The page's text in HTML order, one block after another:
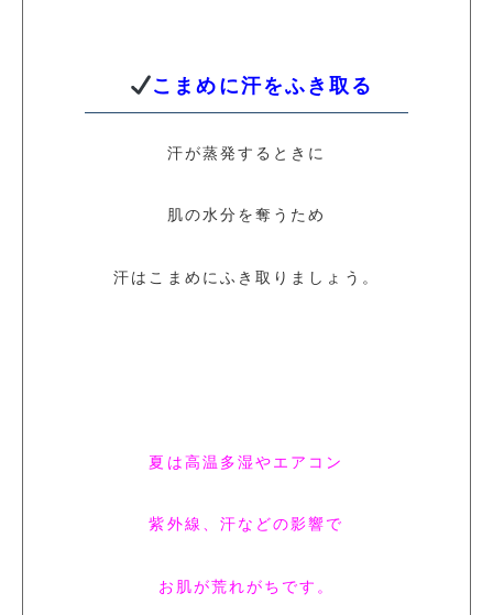
こまめに汗をふき取る
汗が蒸発するときに
肌の水分を奪うため
汗はこまめにふき取りましょう。
夏は高温多湿やエアコン
紫外線、汗などの影響で
お肌が荒れがちです。